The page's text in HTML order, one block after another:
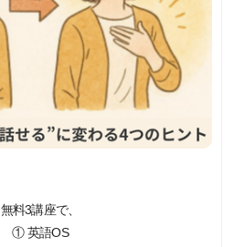
無料3講座で、
① 英語OS